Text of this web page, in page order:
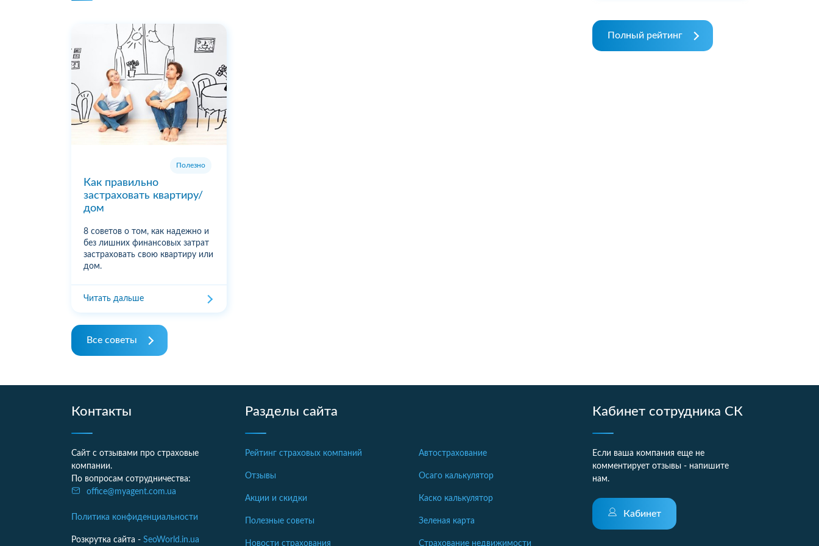
Полезно
Как правильно
застраховать квартиру/
дом
8 советов о том, как надежно и
без лишних финансовых затрат
застраховать свою квартиру или
дом.
Читать дальше
Все советы
Полный рейтинг
Контакты
Сайт с отзывами про страховые
компании.
По вопросам сотрудничества:
office@myagent.com.ua
Политика конфиденциальности
Розкрутка сайта - SeoWorld.in.ua
Разделы сайта
Рейтинг страховых компаний
Отзывы
Акции и скидки
Полезные советы
Новости страхования
Автострахование
Осаго калькулятор
Каско калькулятор
Зеленая карта
Страхование недвижимости
Кабинет сотрудника СК
Если ваша компания еще не
комментирует отзывы - напишите
нам.
Кабинет